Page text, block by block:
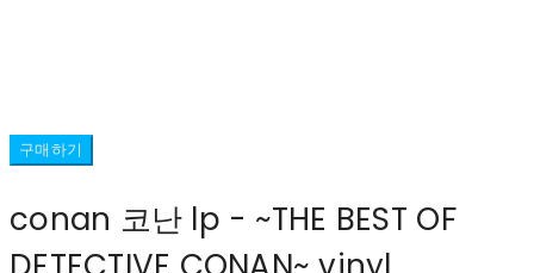
구매하기
conan 코난 lp - ~THE BEST OF